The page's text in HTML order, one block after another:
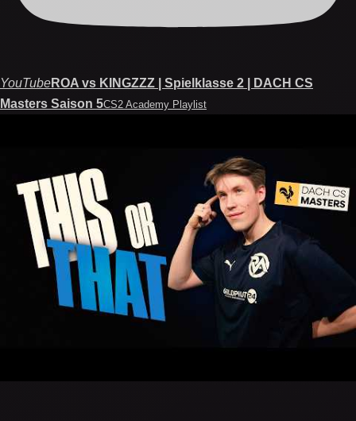
YouTubeROA vs KINGZZZ | Spielklasse 2 | DACH CS
Masters Saison 5CS2 Academy Playlist